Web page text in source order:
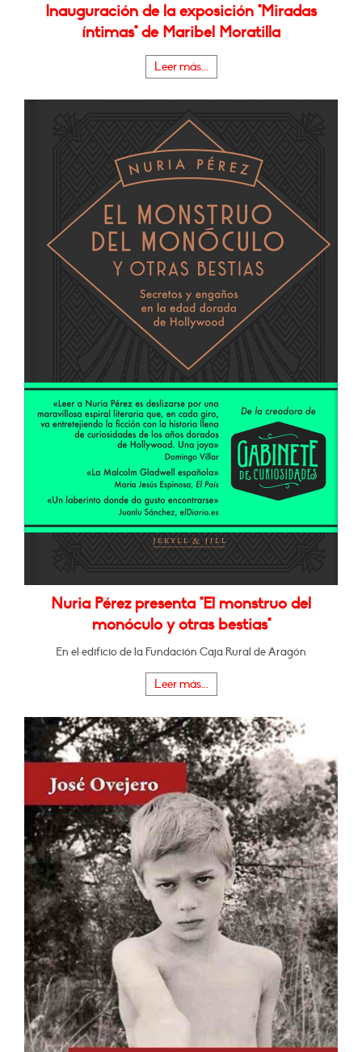
Inauguración de la exposición "Miradas
íntimas" de Maribel Moratilla
Leer más...
Nuria Pérez presenta "El monstruo del
monóculo y otras bestias"
En el edificio de la Fundación Caja Rural de Aragón
Leer más...